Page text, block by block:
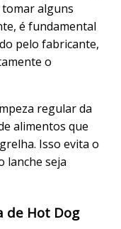
alguns
é fundamental
pelo fabricante,
o
regular da
alimentos que
Isso evita o
lanche seja
de Hot Dog